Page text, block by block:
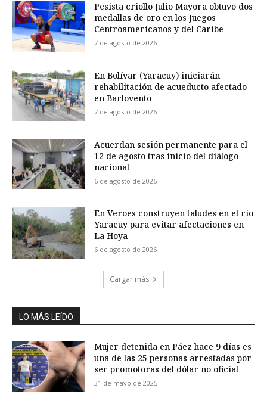
Pesista criollo Julio Mayora obtuvo dos
medallas de oro en los Juegos
Centroamericanos y del Caribe
7 de agosto de 2026
En Bolívar (Yaracuy) iniciarán
rehabilitación de acueducto afectado
en Barlovento
7 de agosto de 2026
Acuerdan sesión permanente para el
12 de agosto tras inicio del diálogo
nacional
6 de agosto de 2026
En Veroes construyen taludes en el río
Yaracuy para evitar afectaciones en
La Hoya
6 de agosto de 2026
Cargar más
LO MÁS LEÍDO
Mujer detenida en Páez hace 9 días es
una de las 25 personas arrestadas por
ser promotoras del dólar no oficial
31 de mayo de 2025